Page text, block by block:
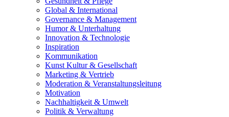
Global & International
Governance & Management
Humor & Unterhaltung
Innovation & Technologie
Inspiration
Kommunikation
Kunst Kultur & Gesellschaft
Marketing & Vertrieb
Moderation & Veranstaltungsleitung
Motivation
Nachhaltigkeit & Umwelt
Politik & Verwaltung